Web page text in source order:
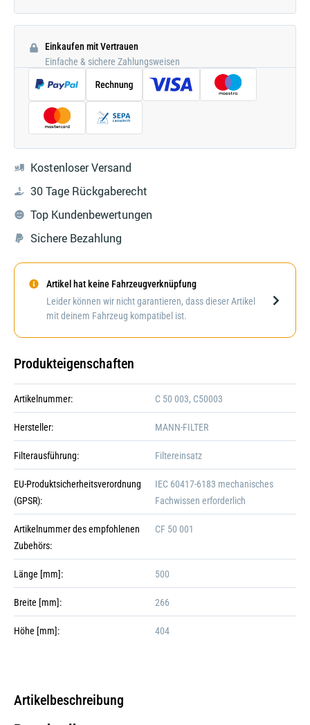
Einkaufen mit Vertrauen
Einfache & sichere Zahlungsweisen
Kostenloser Versand
30 Tage Rückgaberecht
Top Kundenbewertungen
Sichere Bezahlung
Darstellung kann abweichen
Galerie öffnen
Artikel hat keine Fahrzeugverknüpfung
Leider können wir nicht garantieren, dass dieser Artikel
mit deinem Fahrzeug kompatibel ist.
Produkteigenschaften
Artikelnummer: C 50 003, C50003
Hersteller: MANN-FILTER
Filterausführung: Filtereinsatz
EU-Produktsicherheitsverordnung
(GPSR):
IEC 60417-6183 mechanisches
Fachwissen erforderlich
Artikelnummer des empfohlenen
Zubehörs:
CF 50 001
Länge [mm]: 500
Breite [mm]: 266
Höhe [mm]: 404
Artikelbeschreibung